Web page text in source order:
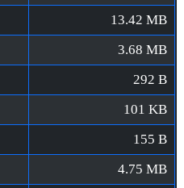
13.42 MB
3.68 MB
292 B
101 KB
155 B
4.75 MB